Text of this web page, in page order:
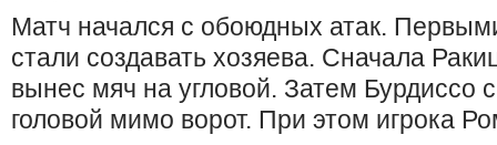
Матч начался с обоюдных атак.
стали создавать хозяева. Сначала
вынес мяч на угловой. Затем Бурдиссо
головой мимо ворот. При этом игрока